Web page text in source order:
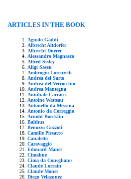
ARTICLES IN THE BOOK
Agnolo Gaddi
Albrecht Altdorfer
Albrecht Duerer
Alessandro Magnasco
Alfred Sisley
Aligi Sassu
Ambrogio Lorenzetti
Andrea del Sarto
Andrea del Verrocchio
Andrea Mantegna
Annibale Carracci
Antoine Watteau
Antonello da Messina
Antonio da Correggio
Arnold Boecklin
Balthus
Benozzo Gozzoli
Camille Pissarro
Canaletto
Caravaggio
Edouard Manet
Cimabue
Cima da Conegliano
Claude Lorrain
Claude Monet
Diego Velazquez